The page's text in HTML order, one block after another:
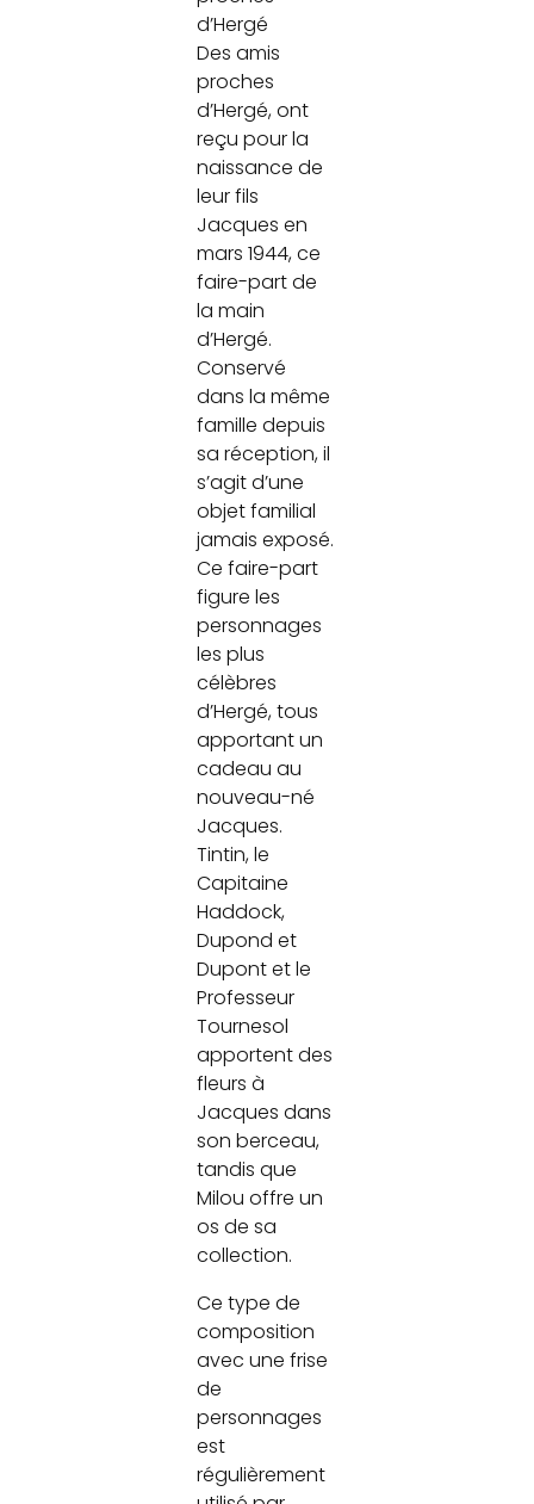
d’Hergé
Des amis
proches
d’Hergé, ont
reçu pour la
naissance de
leur fils
Jacques en
mars 1944, ce
faire-part de
la main
d’Hergé.
Conservé
dans la même
famille depuis
sa réception, il
s’agit d’une
objet familial
jamais exposé.
Ce faire-part
figure les
personnages
les plus
célèbres
d’Hergé, tous
apportant un
cadeau au
nouveau-né
Jacques.
Tintin, le
Capitaine
Haddock,
Dupond et
Dupont et le
Professeur
Tournesol
apportent des
fleurs à
Jacques dans
son berceau,
tandis que
Milou offre un
os de sa
collection.
Ce type de
composition
avec une frise
de
personnages
est
régulièrement